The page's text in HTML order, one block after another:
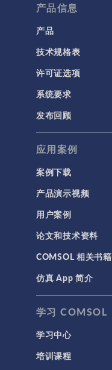
产品信息
产品
技术规格表
许可证选项
系统要求
发布回顾
应用案例
案例下载
产品演示视频
用户案例
论文和技术资料
COMSOL 相关书籍
仿真 App 简介
学习 COMSOL
学习中心
培训课程